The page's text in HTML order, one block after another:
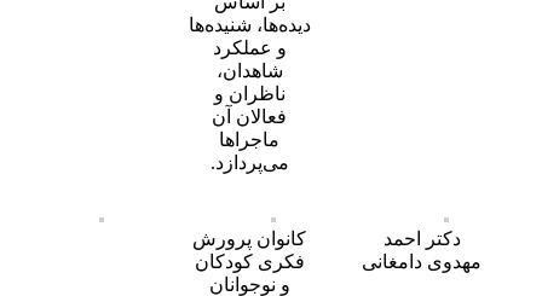
دیده‌ها، شنیده‌ها
و عملکرد
شاهدان،
ناظران و
فعالان آن
ماجراها
می‌پردازد.
دکتر احمد
مهدوی دامغانی
کانوان پرورش
فکری کودکان
و نوجوانان